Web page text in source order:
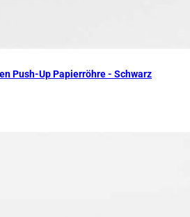
Push-Up Papierröhre - Schwarz